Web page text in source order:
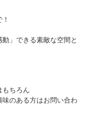
」できる素敵な空間と
もちろん
のある方はお問い合わ